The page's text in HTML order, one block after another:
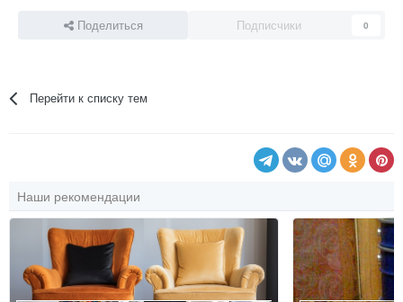
Поделиться Подписчики 0
Перейти к списку тем
Наши рекомендации